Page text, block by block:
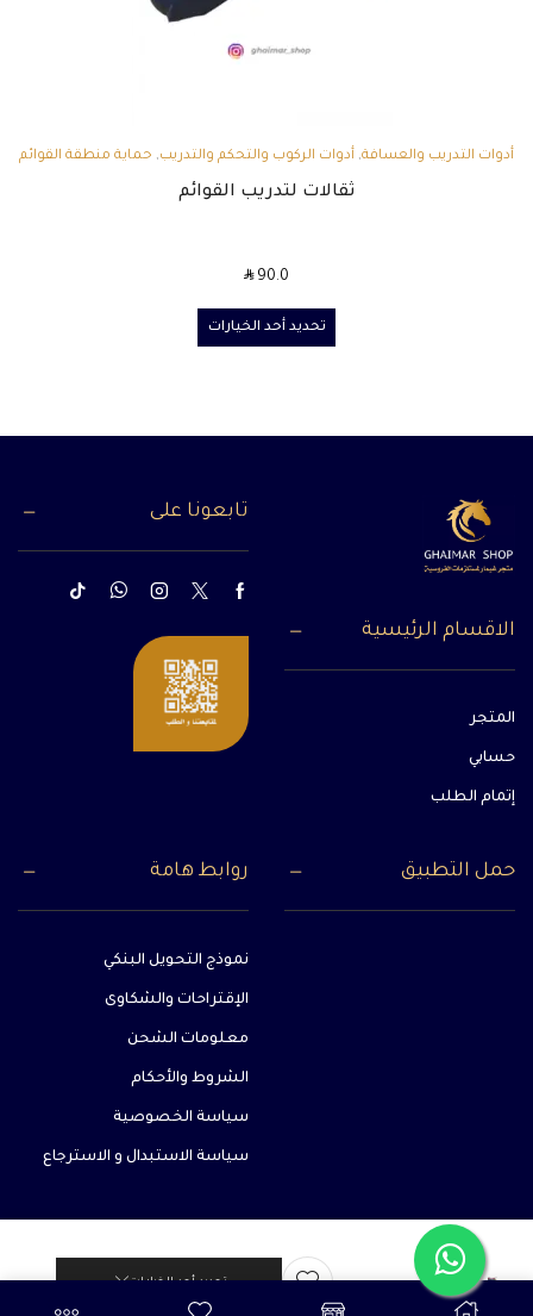
أدوات التدريب والعسافة, أدوات الركوب والتحكم والتدريب, حماية منطقة القوائم
ثقالات لتدريب القوائم
SAR90.0
تحديد أحد الخيارات
الاقسام الرئيسية
المتجر
حسابي
إتمام الطلب
تابعونا على
حمل التطبيق روابط هامة
نموذج التحويل البنكي
الإقتراحات والشكاوى
معلومات الشحن
الشروط والأحكام
سياسة الخصوصية
سياسة الاستبدال و الاسترجاع
جميع الحقوق محفوظة متجر غيمار الإلكتروني لمستلزمات الفروسية
سيور
ركابات
إكستريم
تحديد أحد الخيارات